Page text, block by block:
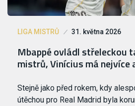
LIGA MISTRŮ 31. května 2026
Mbappé ovládl střeleckou
mistrů, Vinícius má nejvíce
Stejně jako před rokem, kdy
útěchou pro Real Madrid byla